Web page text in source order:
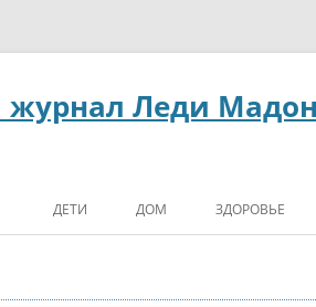
Леди
ДЕТИ ДОМ ЗДОРОВЬЕ